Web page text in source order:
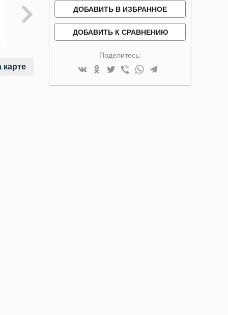
карте
ДОБАВИТЬ В ИЗБРАННОЕ
ДОБАВИТЬ К СРАВНЕНИЮ
Поделитесь: